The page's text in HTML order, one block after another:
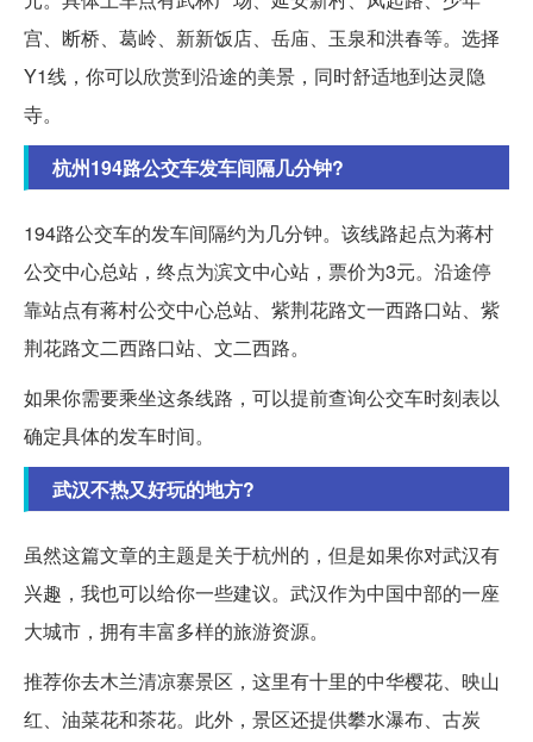
宫、断桥、葛岭、新新饭店、岳庙、玉泉和洪春等。选择
Y1线，你可以欣赏到沿途的美景，同时舒适地到达灵隐
寺。
杭州194路公交车发车间隔几分钟?
194路公交车的发车间隔约为几分钟。该线路起点为蒋村
公交中心总站，终点为滨文中心站，票价为3元。沿途停
靠站点有蒋村公交中心总站、紫荆花路文一西路口站、紫
荆花路文二西路口站、文二西路。
如果你需要乘坐这条线路，可以提前查询公交车时刻表以
确定具体的发车时间。
武汉不热又好玩的地方?
虽然这篇文章的主题是关于杭州的，但是如果你对武汉有
兴趣，我也可以给你一些建议。武汉作为中国中部的一座
大城市，拥有丰富多样的旅游资源。
推荐你去木兰清凉寨景区，这里有十里的中华樱花、映山
红、油菜花和茶花。此外，景区还提供攀水瀑布、古炭